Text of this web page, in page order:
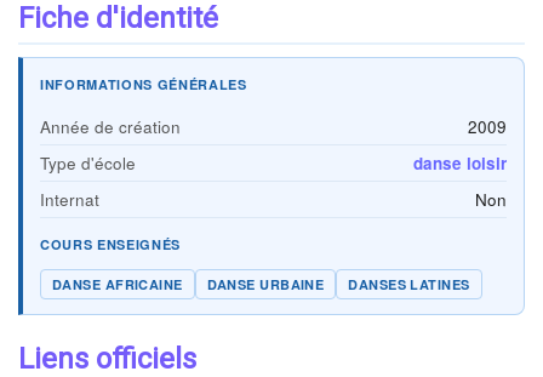
Fiche d'identité
INFORMATIONS GÉNÉRALES
Année de création
2009
Type d'école
danse loisir
Internat
Non
COURS ENSEIGNÉS
DANSE AFRICAINE DANSE URBAINE DANSES LATINES
Liens officiels